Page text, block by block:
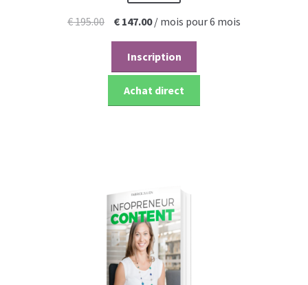
€195.00
Le
prix
initial
était :
€ 195.00.
€147.00Le
prix
actuel
est :
€ 147.00.
/ mois pour 6 mois
Inscription
Achat direct